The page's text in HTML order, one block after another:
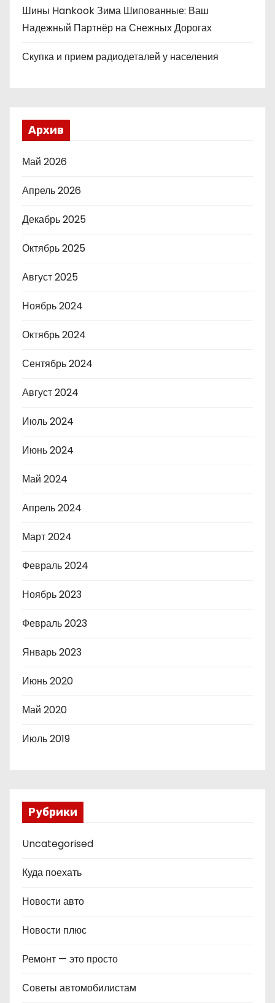
Шины Hankook Зима Шипованные: Ваш
Надежный Партнёр на Снежных Дорогах
Скупка и прием радиодеталей у населения
Архив
Май 2026
Апрель 2026
Декабрь 2025
Октябрь 2025
Август 2025
Ноябрь 2024
Октябрь 2024
Сентябрь 2024
Август 2024
Июль 2024
Июнь 2024
Май 2024
Апрель 2024
Март 2024
Февраль 2024
Ноябрь 2023
Февраль 2023
Январь 2023
Июнь 2020
Май 2020
Июль 2019
Рубрики
Uncategorised
Куда поехать
Новости авто
Новости плюс
Ремонт — это просто
Советы автомобилистам